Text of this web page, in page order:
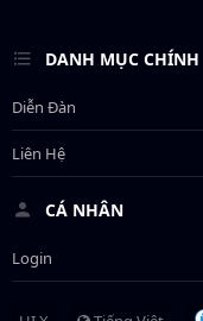
DANH MỤC CHÍNH
Diễn Đàn
Liên Hệ
CÁ NHÂN
Login